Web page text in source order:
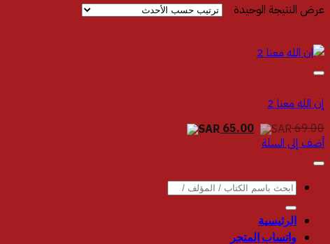
عرض النتيجة الوحيدة
69.00
السعر
الأصلي
65.00 السعر
الحالي أضف إلى السلة
البحث
عن:
الرئيسية
واتساب المتجر